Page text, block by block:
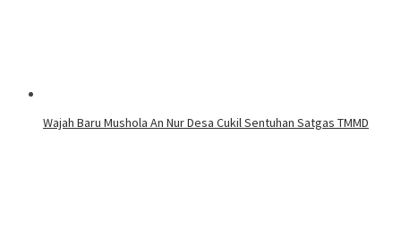
Wajah Baru Mushola An Nur Desa Cukil Sentuhan Satgas TMMD